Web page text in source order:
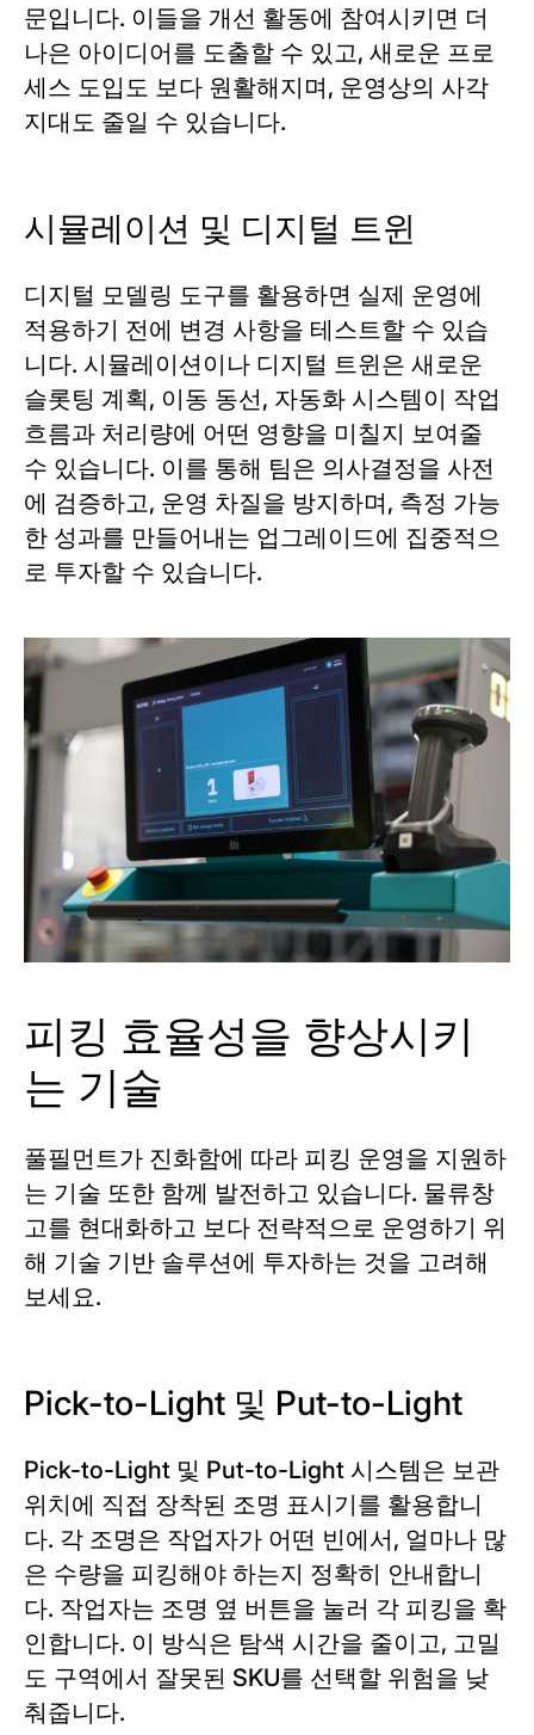
문입니다. 이들을 개선 활동에 참여시키면 더
나은 아이디어를 도출할 수 있고, 새로운 프로
세스 도입도 보다 원활해지며, 운영상의 사각
지대도 줄일 수 있습니다.
시뮬레이션 및 디지털 트윈
디지털 모델링 도구를 활용하면 실제 운영에
적용하기 전에 변경 사항을 테스트할 수 있습
니다. 시뮬레이션이나 디지털 트윈은 새로운
슬롯팅 계획, 이동 동선, 자동화 시스템이 작업
흐름과 처리량에 어떤 영향을 미칠지 보여줄
수 있습니다. 이를 통해 팀은 의사결정을 사전
에 검증하고, 운영 차질을 방지하며, 측정 가능
한 성과를 만들어내는 업그레이드에 집중적으
로 투자할 수 있습니다.
피킹 효율성을 향상시키
는 기술
풀필먼트가 진화함에 따라 피킹 운영을 지원하
는 기술 또한 함께 발전하고 있습니다. 물류창
고를 현대화하고 보다 전략적으로 운영하기 위
해 기술 기반 솔루션에 투자하는 것을 고려해
보세요.
Pick-to-Light 및 Put-to-Light
Pick-to-Light 및 Put-to-Light 시스템은 보관
위치에 직접 장착된 조명 표시기를 활용합니
다. 각 조명은 작업자가 어떤 빈에서, 얼마나 많
은 수량을 피킹해야 하는지 정확히 안내합니
다. 작업자는 조명 옆 버튼을 눌러 각 피킹을 확
인합니다. 이 방식은 탐색 시간을 줄이고, 고밀
도 구역에서 잘못된 SKU를 선택할 위험을 낮
춰줍니다.